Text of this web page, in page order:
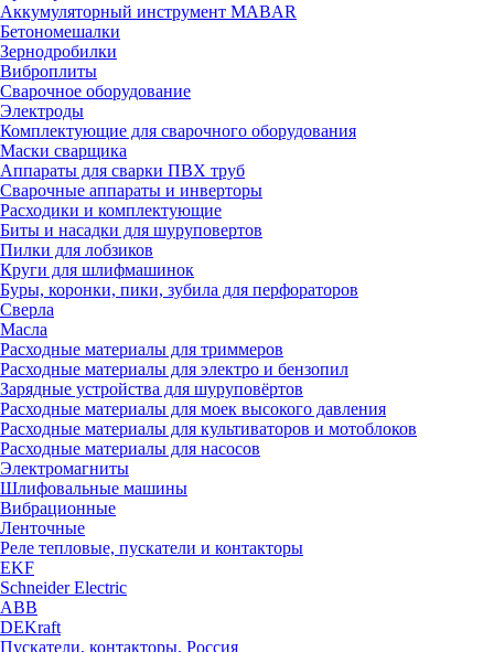
Аккумуляторный инструмент MABAR
Бетономешалки
Зернодробилки
Виброплиты
Сварочное оборудование
Электроды
Комплектующие для сварочного оборудования
Маски сварщика
Аппараты для сварки ПВХ труб
Сварочные аппараты и инверторы
Расходики и комплектующие
Биты и насадки для шуруповертов
Пилки для лобзиков
Круги для шлифмашинок
Буры, коронки, пики, зубила для перфораторов
Сверла
Масла
Расходные материалы для триммеров
Расходные материалы для электро и бензопил
Зарядные устройства для шуруповёртов
Расходные материалы для моек высокого давления
Расходные материалы для культиваторов и мотоблоков
Расходные материалы для насосов
Электромагниты
Шлифовальные машины
Вибрационные
Ленточные
Реле тепловые, пускатели и контакторы
EKF
Schneider Electric
ABB
DEKraft
Пускатели, контакторы, Россия